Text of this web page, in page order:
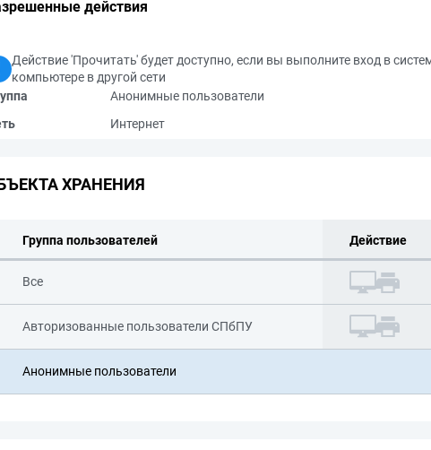
действия
Действие 'Прочитать' будет доступно, если вы выполните вход в
компьютере в другой сети
Анонимные пользователи
Интернет
ХРАНЕНИЯ
Группа пользователей Действие
Все
Авторизованные пользователи СПбПУ
Анонимные пользователи